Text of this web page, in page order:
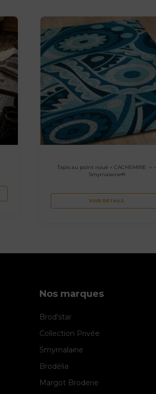
Tapis au point noué « CACHEMIRE » –
Smyrnalaine®
VOIR DÉTAILS
Nos marques
Brod'star
Collection Privée
Smyrnalaine
Brodélia
Margot Broderie